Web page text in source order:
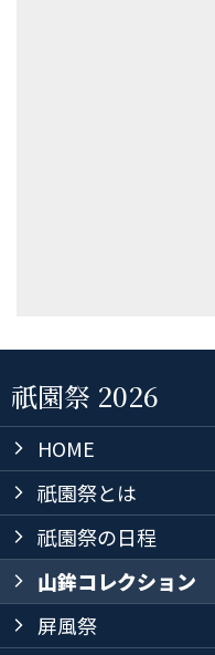
祇園祭 2026
arrow_forward_ios HOME
arrow_forward_ios 祇園祭とは
arrow_forward_ios 祇園祭の日程
arrow_forward_ios 山鉾コレクション
arrow_forward_ios 屏風祭